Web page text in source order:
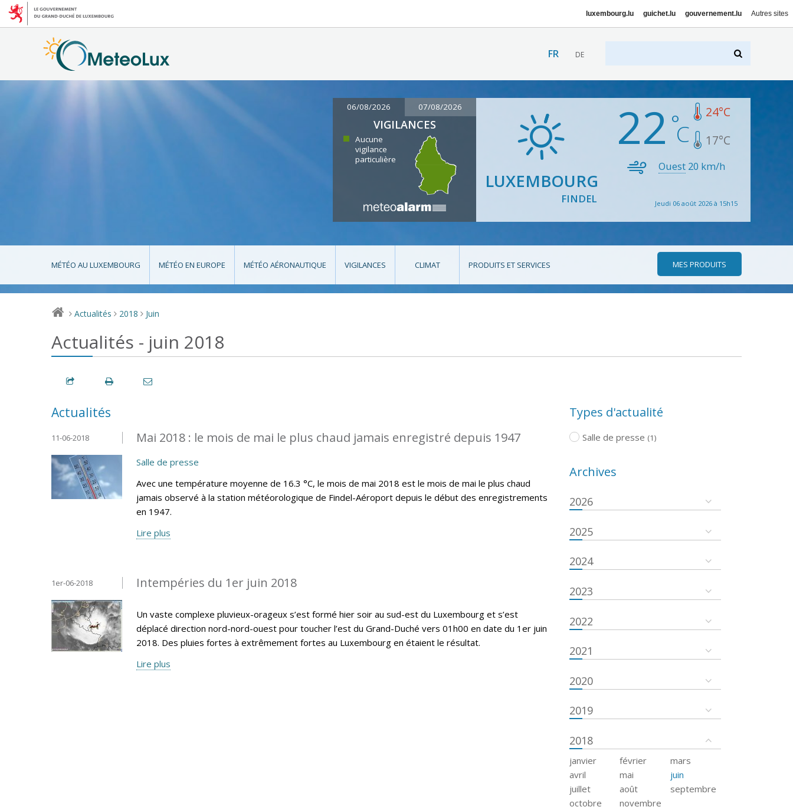
luxembourg.lu guichet.lu gouvernement.lu Autres sites
FR DE
06/08/2026 07/08/2026
VIGILANCES
Aucune
vigilance
particulière
LUXEMBOURG
FINDEL
22 24°C
17°C
Ouest 20 km/h
Jeudi 06 août 2026 à 15h15
MÉTÉO AU LUXEMBOURG MÉTÉO EN EUROPE MÉTÉO AÉRONAUTIQUE VIGILANCES CLIMAT PRODUITS ET SERVICES MES PRODUITS
> Actualités > 2018 > Juin
Actualités - juin 2018
Actualités
Mai 2018 : le mois de mai le plus chaud jamais enregistré depuis 1947
11-06-2018
Salle de presse
Avec une température moyenne de 16.3 °C, le mois de mai 2018 est le mois de mai le plus chaud
jamais observé à la station météorologique de Findel-Aéroport depuis le début des enregistrements
en 1947.
Lire plus
Intempéries du 1er juin 2018
1er-06-2018
Un vaste complexe pluvieux-orageux s’est formé hier soir au sud-est du Luxembourg et s’est
déplacé direction nord-nord-ouest pour toucher l’est du Grand-Duché vers 01h00 en date du 1er juin
2018. Des pluies fortes à extrêmement fortes au Luxembourg en étaient le résultat.
Lire plus
Types d'actualité
Salle de presse (1)
Archives
2026
2025
2024
2023
2022
2021
2020
2019
2018
janvier février
mars
avril
mai
juin
juillet
août
septembre
octobre
novembre